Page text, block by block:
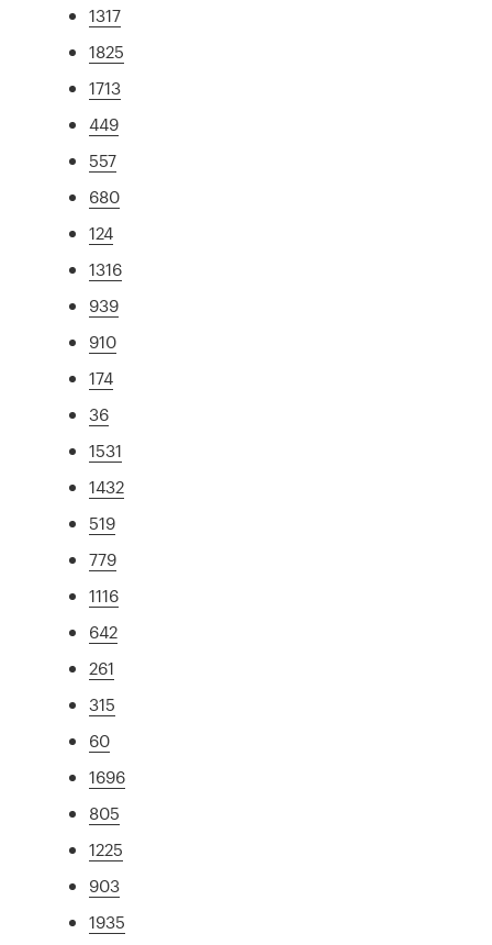
1317
1825
1713
449
557
680
124
1316
939
910
174
36
1531
1432
519
779
1116
642
261
315
60
1696
805
1225
903
1935